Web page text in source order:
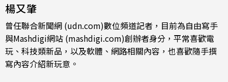
楊又肇
曾任聯合新聞網 (udn.com)數位頻道記者，目前為自由寫手
與Mashdigi網站 (mashdigi.com)創辦者身分，平常喜歡電
玩、科技類新品，以及軟體、網路相關內容，也喜歡隨手撰
寫內容介紹新玩意。